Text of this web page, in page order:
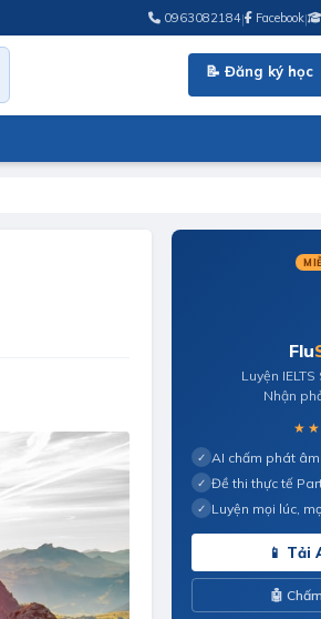
0963082184| Facebook|
📝 Đăng ký học
Flu
Luyện
Nhận
✓ AI chấm phát
✓ Đề thi thực tế
✓ Luyện mọi lúc,
📱 Tải
🤖